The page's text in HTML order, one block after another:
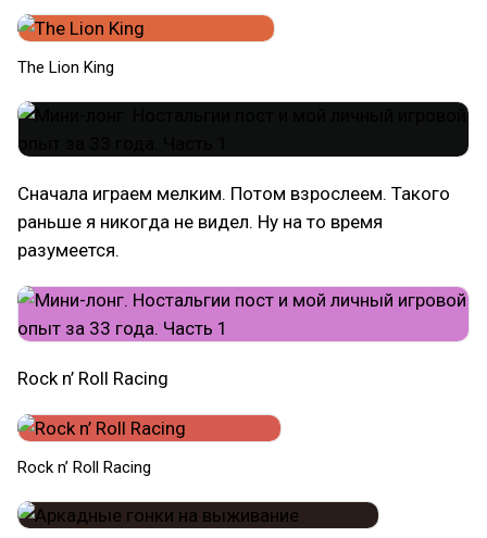
The Lion King
Сначала играем мелким. Потом взрослеем. Такого
раньше я никогда не видел. Ну на то время
разумеется.
Rock n’ Roll Racing
Rock n’ Roll Racing